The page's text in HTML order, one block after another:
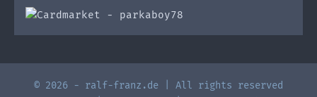
© 2026 - ralf-franz.de | All rights reserved